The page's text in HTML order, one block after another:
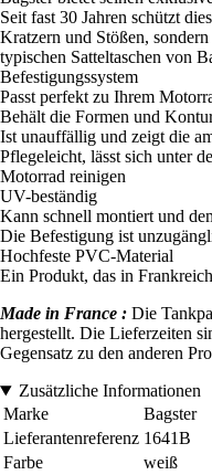
Seit fast 30 Jahren schützt
Kratzern und Stößen,
typischen Satteltaschen von
Befestigungssystem
Passt perfekt zu Ihrem
Behält die Formen und
Ist unauffällig und zeigt die
Pflegeleicht, lässt sich unter
Motorrad reinigen
UV-beständig
Kann schnell montiert und
Die Befestigung ist
Hochfeste PVC-Material
Ein Produkt, das in
Made in France : Die
hergestellt. Die Lieferzeiten
Gegensatz zu den anderen
Zusätzliche Informationen
Marke
Bagster
Lieferantenreferenz 1641B
Farbe
weiß